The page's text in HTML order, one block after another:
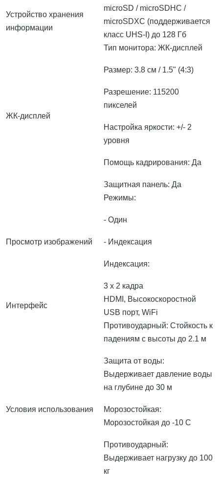
Устройство хранения
информации
microSD / microSDHC /
microSDXC (поддерживается
класс UHS-I) до 128 Гб
ЖК-дисплей
Тип монитора: ЖК-дисплей
Размер: 3.8 см / 1.5" (4:3)
Разрешение: 115200
пикселей
Настройка яркости: +/- 2
уровня
Помощь кадрирования: Да
Защитная панель: Да
Просмотр изображений
Режимы:
- Один
- Индексация
Индексация:
3 x 2 кадра
Интерфейс
HDMI, Высокоскоростной
USB порт, WiFi
Условия использования
Противоударный: Стойкость к
падениям с высоты до 2.1 м
Защита от воды:
Выдерживает давление воды
на глубине до 30 м
Морозостойкая:
Морозостойкая до -10 С
Противоударный:
Выдерживает нагрузку до 100
кг